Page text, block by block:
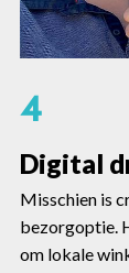
4
Digital
Misschien is
bezorgoptie.
om lokale